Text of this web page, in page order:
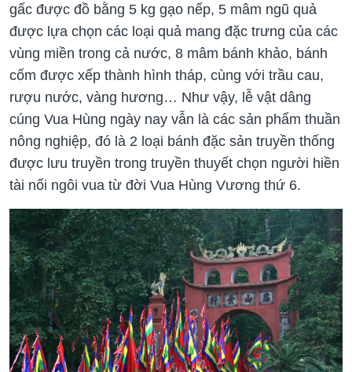
gấc được đồ bằng 5 kg gạo nếp, 5 mâm ngũ quả
được lựa chọn các loại quả mang đặc trưng của các
vùng miền trong cả nước, 8 mâm bánh khảo, bánh
cốm được xếp thành hình tháp, cùng với trầu cau,
rượu nước, vàng hương… Như vậy, lễ vật dâng
cúng Vua Hùng ngày nay vẫn là các sản phẩm thuần
nông nghiệp, đó là 2 loại bánh đặc sản truyền thống
được lưu truyền trong truyền thuyết chọn người hiền
tài nối ngôi vua từ đời Vua Hùng Vương thứ 6.